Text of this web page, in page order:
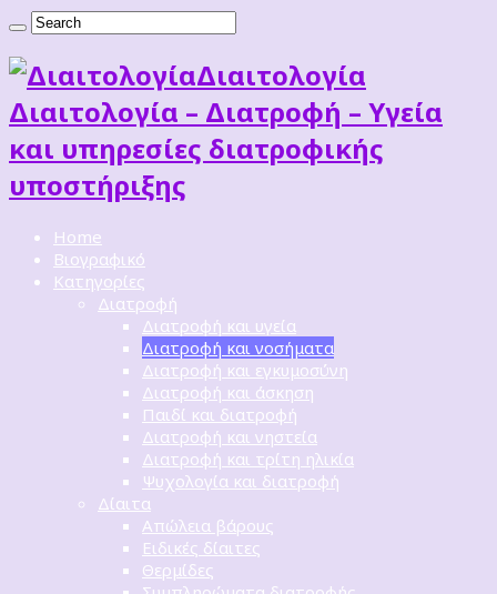
Διαιτoλογία
Διαιτολογία – Διατροφή – Υγεία
και υπηρεσίες διατροφικής
υποστήριξης
Home
Βιογραφικό
Κατηγορίες
Διατροφή
Διατροφή και υγεία
Διατροφή και νοσήματα
Διατροφή και εγκυμοσύνη
Διατροφή και άσκηση
Παιδί και διατροφή
Διατροφή και νηστεία
Διατροφή και τρίτη ηλικία
Ψυχολογία και διατροφή
Δίαιτα
Απώλεια βάρους
Ειδικές δίαιτες
Θερμίδες